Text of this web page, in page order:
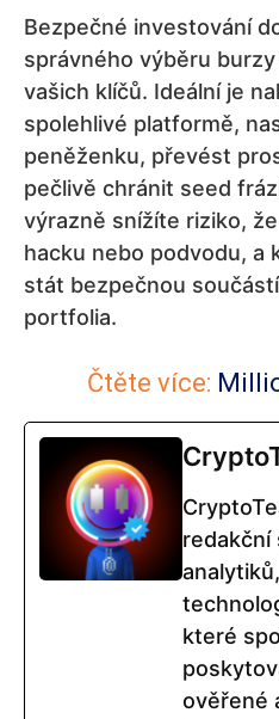
Bezpečné investování
správného výběru
vašich klíčů. Ideální je
spolehlivé platformě,
peněženku, převést
pečlivě chránit seed
výrazně snížíte riziko,
hacku nebo podvodu, a
stát bezpečnou
portfolia.
Čtěte více:
redakční
které
ověřené